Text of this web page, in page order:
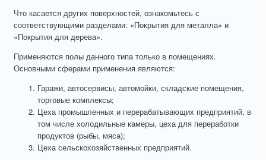
Что касается других поверхностей, ознакомьтесь с
соответствующими разделами: «Покрытия для металла» и
«Покрытия для дерева».
Применяются полы данного типа только в помещениях.
Основными сферами применения являются:
Гаражи, автосервисы, автомойки, складские помещения,
торговые комплексы;
Цеха промышленных и перерабатывающих предприятий, в
том числе холодильные камеры, цеха для переработки
продуктов (рыбы, мяса);
Цеха сельскохозяйственных предприятий.